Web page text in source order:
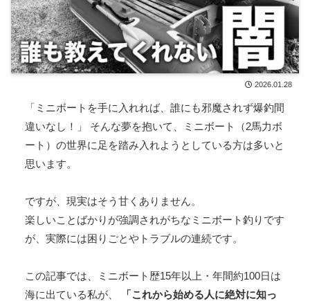
2026.01.28
「ミニボートを手に入れれば、誰にも邪魔されず爆釣間
違いなし！」 そんな夢を抱いて、ミニボート（2馬力ボ
ート）の世界に足を踏み入れようとしている方は多いと
思います。
ですが、現実はそう甘くありません。
楽しいことばかりが強調されがちなミニボート釣りです
が、実際には困りごとやトラブルの連続です。
この記事では、ミニボート歴15年以上・年間約100日は
海に出ている私が、
「これから始める人に絶対に知っ